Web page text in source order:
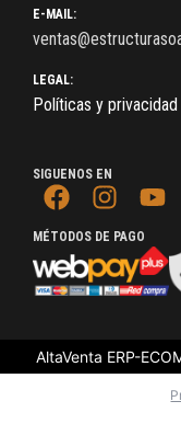
E-MAIL:
LEGAL:
Políticas y privacidad
SIGUENOS EN
MÉTODOS DE PAGO
AltaVenta ERP-